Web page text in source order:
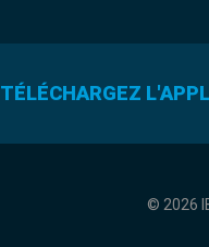
TÉLÉCHARGEZ
© 2026